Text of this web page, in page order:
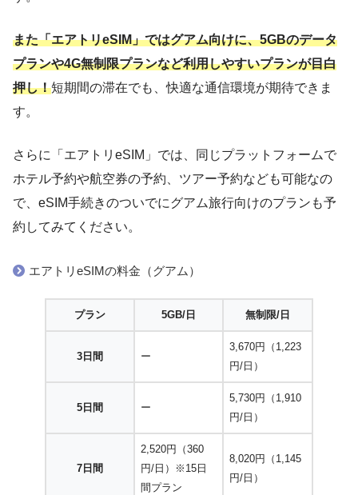
また「エアトリeSIM」ではグアム向けに、5GBのデータ
プランや4G無制限プランなど利用しやすいプランが目白
押し！短期間の滞在でも、快適な通信環境が期待できま
す。
さらに「エアトリeSIM」では、同じプラットフォームで
ホテル予約や航空券の予約、ツアー予約なども可能なの
で、eSIM手続きのついでにグアム旅行向けのプランも予
約してみてください。
エアトリeSIMの料金（グアム）
プラン 5GB/日 無制限/日
3日間 ー
3,670円（1,223
円/日）
5日間 ー
5,730円（1,910
円/日）
7日間
2,520円（360
円/日）※15日
間プラン
8,020円（1,145
円/日）